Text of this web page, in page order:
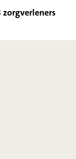
zorgverleners